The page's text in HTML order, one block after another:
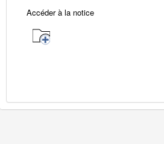
Accéder à la notice